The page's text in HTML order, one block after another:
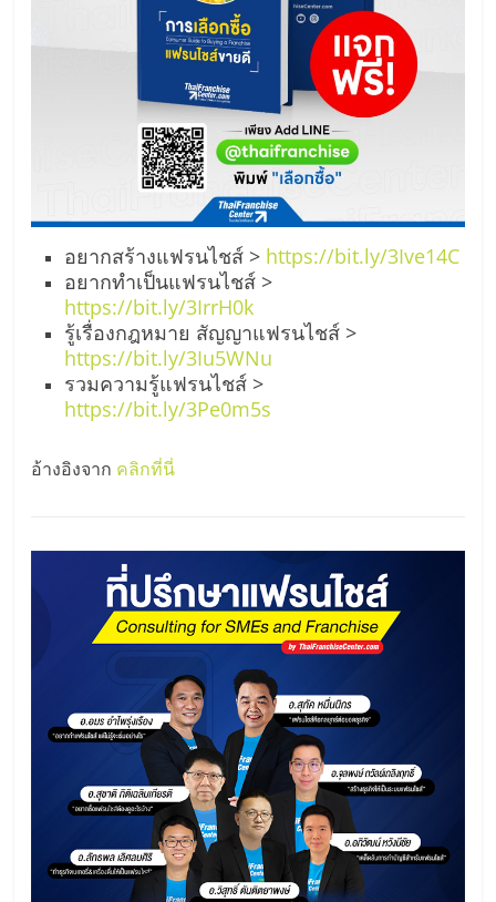
อยากสร้างแฟรนไชส์ > https://bit.ly/3Ive14C
อยากทำเป็นแฟรนไชส์ >
https://bit.ly/3IrrH0k
รู้เรื่องกฎหมาย สัญญาแฟรนไชส์ >
https://bit.ly/3Iu5WNu
รวมความรู้แฟรนไชส์ >
https://bit.ly/3Pe0m5s
อ้างอิงจาก คลิกที่นี่